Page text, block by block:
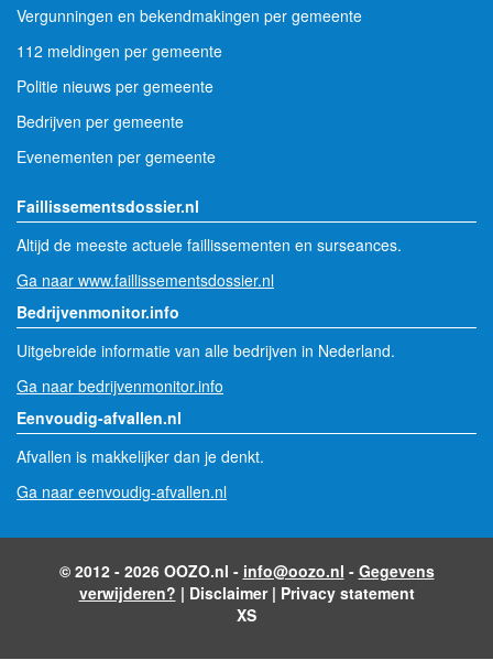
Vergunningen en bekendmakingen per gemeente
112 meldingen per gemeente
Politie nieuws per gemeente
Bedrijven per gemeente
Evenementen per gemeente
Faillissementsdossier.nl
Altijd de meeste actuele faillissementen en surseances.
Ga naar www.faillissementsdossier.nl
Bedrijvenmonitor.info
Uitgebreide informatie van alle bedrijven in Nederland.
Ga naar bedrijvenmonitor.info
Eenvoudig-afvallen.nl
Afvallen is makkelijker dan je denkt.
Ga naar eenvoudig-afvallen.nl
© 2012 - 2026 OOZO.nl - info@oozo.nl - Gegevens
verwijderen? | Disclaimer| Privacy statement
XS